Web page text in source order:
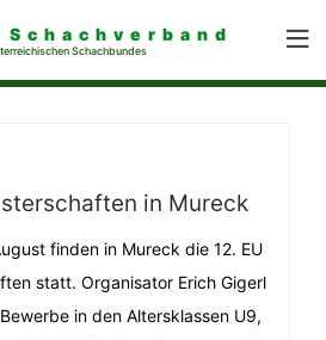
Schachbundes
in Mureck
finden in Mureck die 12. EU
statt. Organisator Erich Gigerl
in den Altersklassen U9,